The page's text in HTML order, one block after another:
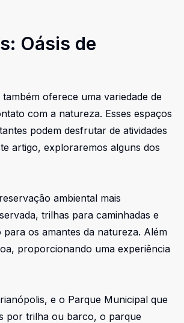
Oásis de
oferece uma variedade de
com a natureza. Esses espaços
podem desfrutar de atividades
artigo, exploraremos alguns dos
ambiental mais
trilhas para caminhadas e
os amantes da natureza. Além
proporcionando uma experiência
e o Parque Municipal que
por trilha ou barco, o parque